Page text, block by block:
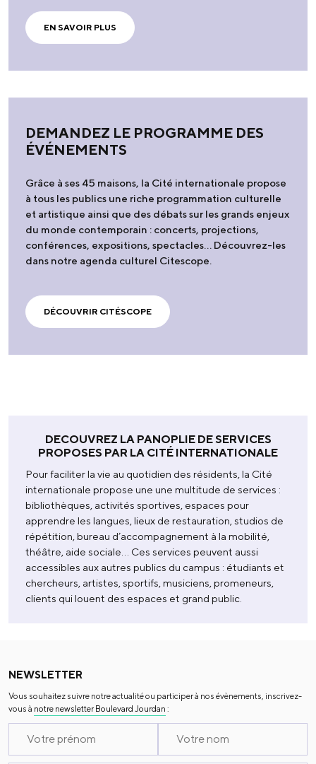
EN SAVOIR PLUS
DEMANDEZ LE PROGRAMME DES
ÉVÉNEMENTS
Grâce à ses 45 maisons, la Cité internationale propose
à tous les publics une riche programmation culturelle
et artistique ainsi que des débats sur les grands enjeux
du monde contemporain : concerts, projections,
conférences, expositions, spectacles… Découvrez-les
dans notre agenda culturel Citescope.
DÉCOUVRIR CITÉSCOPE
DECOUVREZ LA PANOPLIE DE SERVICES
PROPOSES PAR LA CITÉ INTERNATIONALE
Pour faciliter la vie au quotidien des résidents, la Cité
internationale propose une une multitude de services :
bibliothèques, activités sportives, espaces pour
apprendre les langues, lieux de restauration, studios de
répétition, bureau d’accompagnement à la mobilité,
théâtre, aide sociale… Ces services peuvent aussi
accessibles aux autres publics du campus : étudiants et
chercheurs, artistes, sportifs, musiciens, promeneurs,
clients qui louent des espaces et grand public.
NEWSLETTER
Vous souhaitez suivre notre actualité ou participer à nos évènements, inscrivez-
vous à notre newsletter Boulevard Jourdan :